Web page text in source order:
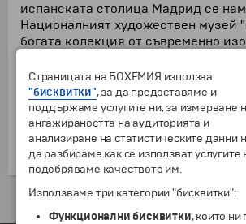
испанската столица Мадрид се
Националният художествен музей
богата колекция от съвременно
Пикасо "Герника". Художествената
Боермиса" предлага произведения
от ХII в. до наши дни. Единственият
в който могат да се видят
импресионизъм. Заедно с Прадо и
образуват прочутия "триъгълник на
Екскурзии и почивки до
Страницата на БОХЕМИЯ използва
"бисквитки", за да предоставяме и
поддържаме услугите ни, за измерване
ангажираността на аудиторията и
анализиране на статистическите данни
да разбираме как се използват услугите
подобряваме качеството им.
Използваме три категории "бисквитки":
Функционални бисквитки, които